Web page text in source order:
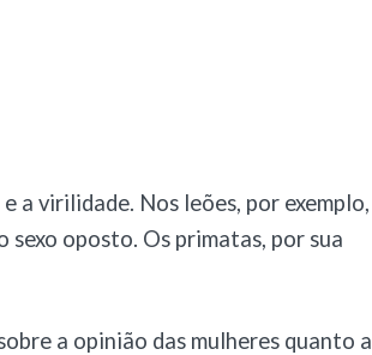
a virilidade. Nos leões, por exemplo,
oposto. Os primatas, por sua
a opinião das mulheres quanto a